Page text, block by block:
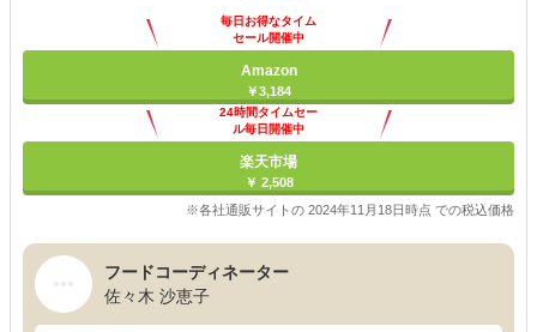
毎日お得なタイム
セール開催中
Amazon
￥3,184
24時間タイムセー
ル毎日開催中
楽天市場
￥ 2,508
※各社通販サイトの 2024年11月18日時点 での税込価格
フードコーディネーター
佐々木 沙恵子